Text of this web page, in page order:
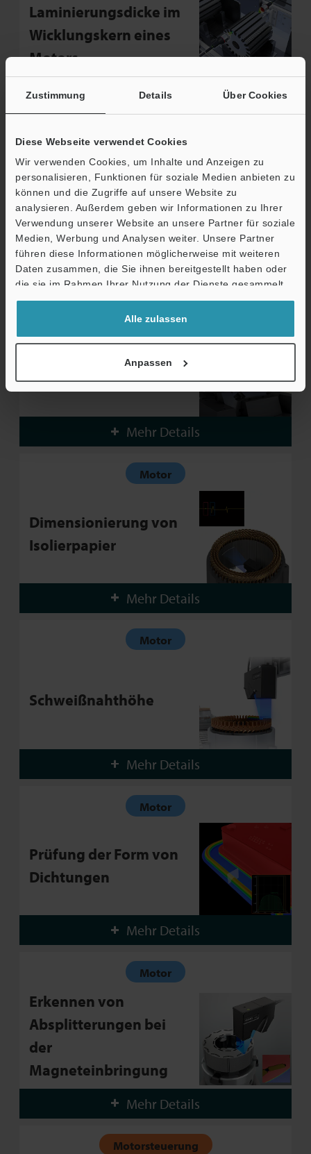
Zustimmung Details Über Cookies
Diese Webseite verwendet Cookies
Wir verwenden Cookies, um Inhalte und Anzeigen zu
personalisieren, Funktionen für soziale Medien anbieten zu
können und die Zugriffe auf unsere Website zu
analysieren. Außerdem geben wir Informationen zu Ihrer
Verwendung unserer Website an unsere Partner für soziale
Medien, Werbung und Analysen weiter. Unsere Partner
führen diese Informationen möglicherweise mit weiteren
Daten zusammen, die Sie ihnen bereitgestellt haben oder
die sie im Rahmen Ihrer Nutzung der Dienste gesammelt
haben.
Alle zulassen
Anpassen
Laminierungsdicke im
Wicklungskern eines
Motors
Mehr Details
Motor
Außendurchmesser
des Wicklungskerns
eines Motors
Mehr Details
Rundlaufmessung bei
Rotoren
Mehr Details
Motor
Dimensionierung von
Isolierpapier
Mehr Details
Motor
Schweißnahthöhe
Mehr Details
Motor
Prüfung der Form von
Dichtungen
Mehr Details
Motor
Erkennen von
Absplitterungen bei
der
Magneteinbringung
Mehr Details
Motorsteuerung